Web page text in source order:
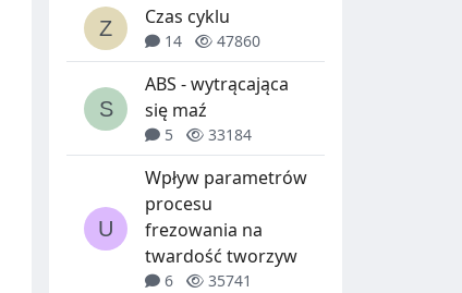
Czas cyklu
14 47860
ABS - wytrącająca
się maź
5 33184
Wpływ parametrów
procesu
frezowania na
twardość tworzyw
6 35741